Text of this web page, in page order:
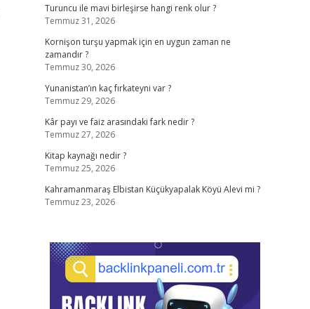
Turuncu ile mavi birleşirse hangi renk olur ?
Temmuz 31, 2026
Kornişon turşu yapmak için en uygun zaman ne
zamandır ?
Temmuz 30, 2026
Yunanistan’ın kaç fırkateyni var ?
Temmuz 29, 2026
Kâr payı ve faiz arasındaki fark nedir ?
Temmuz 27, 2026
Kitap kaynağı nedir ?
Temmuz 25, 2026
Kahramanmaraş Elbistan Küçükyapalak Köyü Alevi mi ?
Temmuz 23, 2026